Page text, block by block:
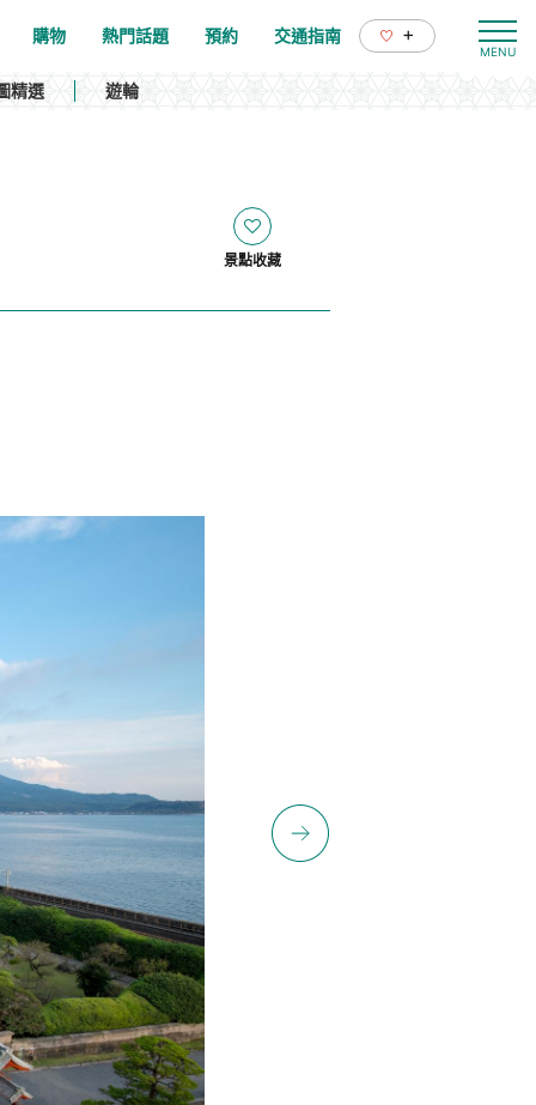
購物 熱門話題 預約 交通指南 +
精選 遊輪
景點收藏